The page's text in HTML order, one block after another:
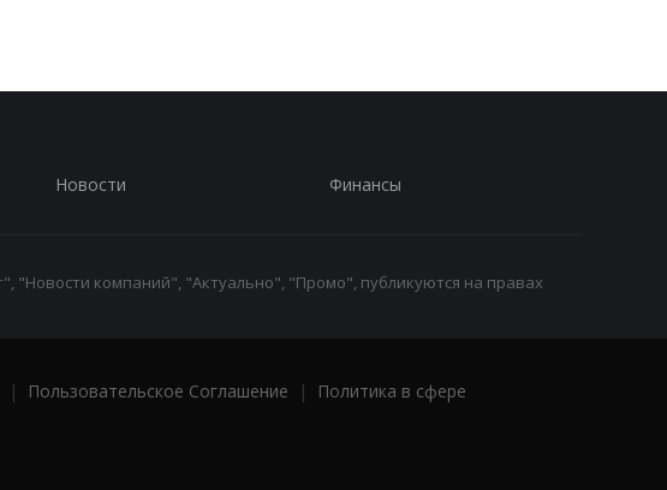
Новости Финансы
компаний", "Актуально", "Промо", публикуются на правах
| Пользовательское Соглашение |
Политика в сфере